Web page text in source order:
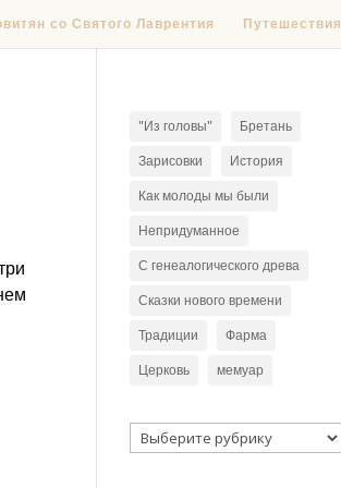
со Святого Лаврентия Путешествия
"Из головы"
Бретань
Зарисовки
История
Как молоды мы были
Непридуманное
С генеалогического древа
Сказки нового времени
Традиции
Фарма
Церковь
мемуар
Рубрики